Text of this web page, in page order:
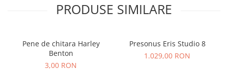
Cabluri de Alimentare
Comenzi si controllere
Efecte de lumini
PRODUSE SIMILARE
Pene de chitara Harley
Benton
3,00 RON
Presonus Eris Studio 8
1.029,00 RON